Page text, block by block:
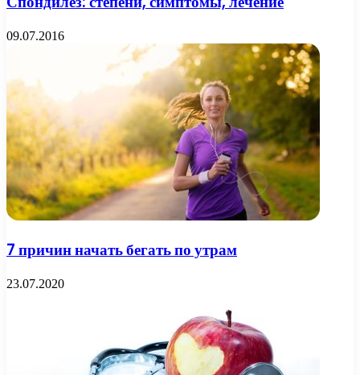
09.07.2016
7 причин начать бегать по утрам
23.07.2020